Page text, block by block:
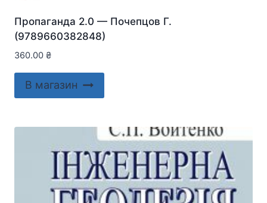
Пропаганда 2.0 — Почепцов Г.
(9789660382848)
360.00 ₴
В магазин